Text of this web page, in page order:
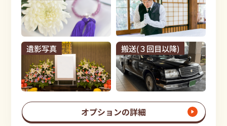
遺影写真 搬送(３回目以降)
オプションの詳細